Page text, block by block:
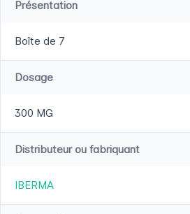
Présentation
Boîte de 7
Dosage
300 MG
Distributeur ou fabriquant
IBERMA